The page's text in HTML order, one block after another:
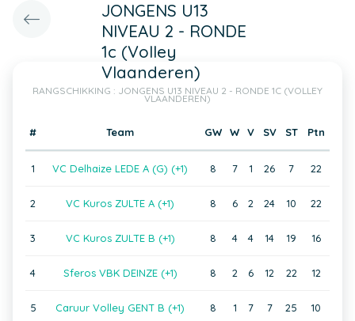
JONGENS U13
NIVEAU 2 - RONDE
1c (Volley
Vlaanderen)
RANGSCHIKKING : JONGENS U13 NIVEAU 2 - RONDE 1C (VOLLEY
VLAANDEREN)
# Team GW W V SV ST Ptn
1 VC Delhaize LEDE A (G) (+1) 8 7 1 26 7 22
2 VC Kuros ZULTE A (+1) 8 6 2 24 10 22
3 VC Kuros ZULTE B (+1) 8 4 4 14 19 16
4 Sferos VBK DEINZE (+1) 8 2 6 12 22 12
5 Caruur Volley GENT B (+1) 8 1 7 7 25 10